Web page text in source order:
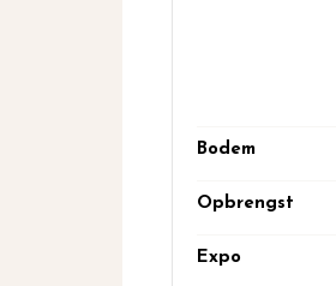
Bodem
Opbrengst
Expo